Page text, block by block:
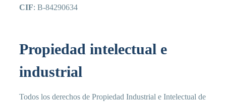
CIF: B-84290634
Propiedad intelectual e
industrial
Todos los derechos de Propiedad Industrial e Intelectual de